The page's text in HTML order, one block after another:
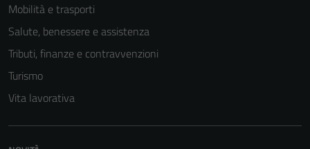
Mobilità e trasporti
Salute, benessere e assistenza
Tributi, finanze e contravvenzioni
Turismo
Vita lavorativa